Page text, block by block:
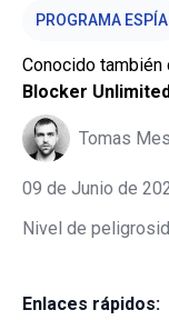
PROGRAMA ESPÍA
Conocido también
Blocker
Tomas
09 de Junio de
Nivel de
Enlaces rápidos: